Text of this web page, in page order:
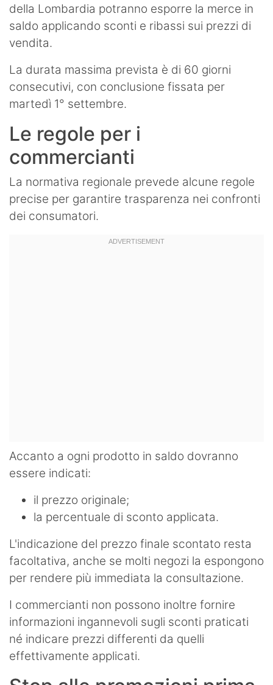
della Lombardia potranno esporre la merce in
saldo applicando sconti e ribassi sui prezzi di
vendita.
La durata massima prevista è di 60 giorni
consecutivi, con conclusione fissata per
martedì 1° settembre.
Le regole per i
commercianti
La normativa regionale prevede alcune regole
precise per garantire trasparenza nei confronti
dei consumatori.
Accanto a ogni prodotto in saldo dovranno
essere indicati:
il prezzo originale;
la percentuale di sconto applicata.
L'indicazione del prezzo finale scontato resta
facoltativa, anche se molti negozi la espongono
per rendere più immediata la consultazione.
I commercianti non possono inoltre fornire
informazioni ingannevoli sugli sconti praticati
né indicare prezzi differenti da quelli
effettivamente applicati.